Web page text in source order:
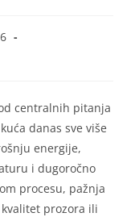
centralnih pitanja
danas sve više
energije,
i dugoročno
procesu, pažnja
prozora ili